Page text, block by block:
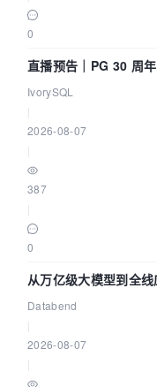
0
直播预告｜PG 30 周
核——我们改得动吗？
IvorySQL
2026-08-07
387
0
从万亿级大模型到全
企业构建全链路 Trace
Databend
2026-08-07